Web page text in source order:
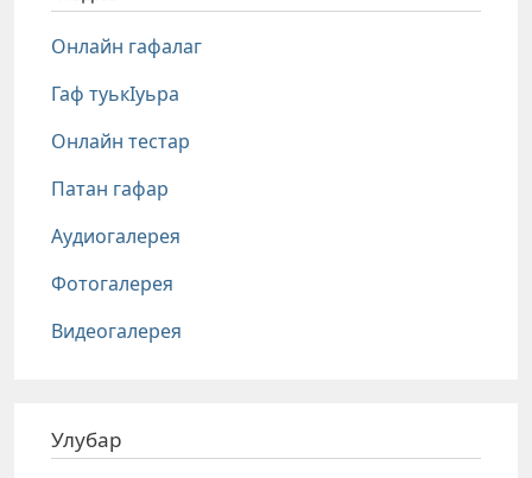
Онлайн гафалаг
Гаф туькIуьра
Онлайн тестар
Патан гафар
Аудиогалерея
Фотогалерея
Видеогалерея
Улубар